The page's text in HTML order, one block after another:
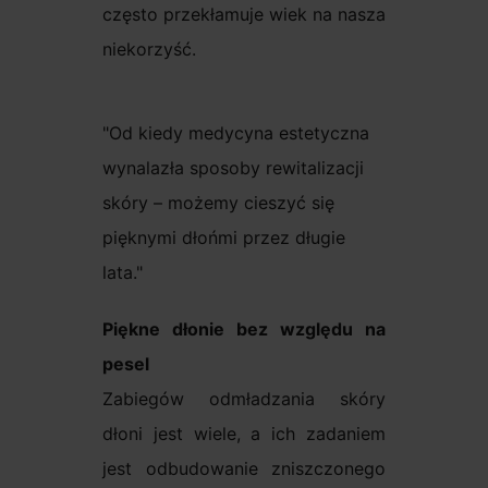
często przekłamuje wiek na nasza
niekorzyść.
Od kiedy medycyna estetyczna
wynalazła sposoby rewitalizacji
skóry – możemy cieszyć się
pięknymi dłońmi przez długie
lata.
Piękne dłonie bez względu na
pesel
Zabiegów odmładzania skóry
dłoni jest wiele, a ich zadaniem
jest odbudowanie zniszczonego